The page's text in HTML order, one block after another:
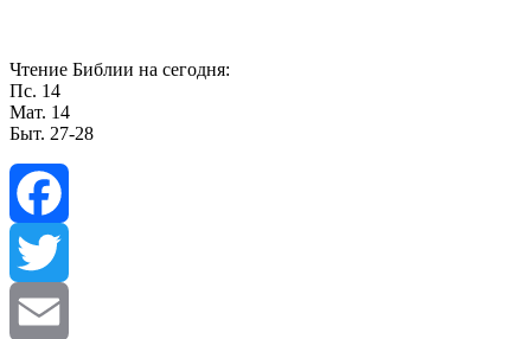
Чтение Библии на сегодня:
Пс. 14
Мат. 14
Быт. 27-28
Facebook
Twitter